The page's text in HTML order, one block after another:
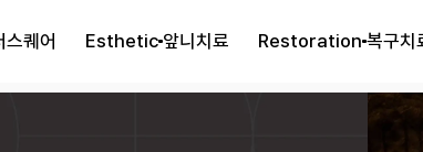
스퀘어 Esthetic앞니치료 Restoration 복구치